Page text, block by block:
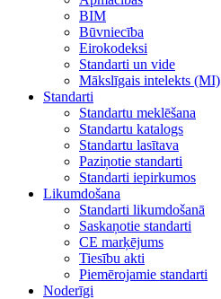
BIM
Būvniecība
Eirokodeksi
Standarti un vide
Mākslīgais intelekts (MI)
Standarti
Standartu meklēšana
Standartu katalogs
Standartu lasītava
Paziņotie standarti
Standarti iepirkumos
Likumdošana
Standarti likumdošanā
Saskaņotie standarti
CE marķējums
Tiesību akti
Piemērojamie standarti
Noderīgi